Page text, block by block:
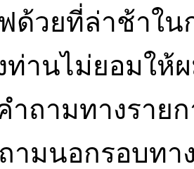
ด้วยที่ล่าช้าใน
ท่านไม่ยอมให้
ำถามทางราย
ามนอกรอบทา